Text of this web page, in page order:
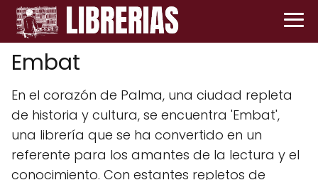
Embat
En el corazón de Palma, una ciudad repleta
de historia y cultura, se encuentra 'Embat',
una librería que se ha convertido en un
referente para los amantes de la lectura y el
conocimiento. Con estantes repletos de